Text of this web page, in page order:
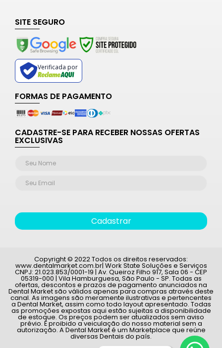
SITE SEGURO
Verificada por
FORMAS DE PAGAMENTO
CADASTRE-SE PARA RECEBER NOSSAS OFERTAS
EXCLUSIVAS
Cadastrar
Copyright © 2022 Todos os direitos reservados:
www.dentalmarket.com.br| Work State Soluções e Serviços
CNPJ: 21.023.853/0001-19 | Av. Queiroz Filho 917, Sala 06 - CEP
05319-000 | Vila Hamburguesa, São Paulo - SP. Todas as
ofertas, descontos e prazos de pagamento anunciados na
Dental Market são válidos apenas para compras através deste
canal. As imagens são meramente ilustrativas e pertencentes
a Dental Market, assim como todo layout apresentado. Todas
as promoções expostas aqui estão sujeitas a disponibilidade
de estoque. Os preços podem ser atualizados sem aviso
prévio. É proibido a veiculação do nosso material sem a
autorização. A Dental Market é um Marketplace que reúne
diversas Dentais do país.